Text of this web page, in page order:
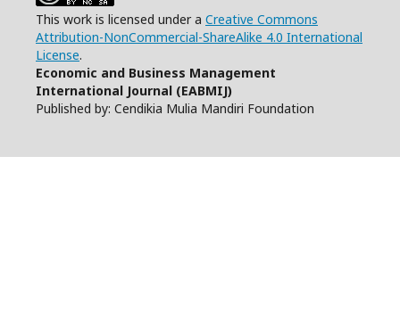
This work is licensed under a Creative Commons
Attribution-NonCommercial-ShareAlike 4.0 International
License.
Economic and Business Management
International Journal (EABMIJ)
Published by: Cendikia Mulia Mandiri Foundation